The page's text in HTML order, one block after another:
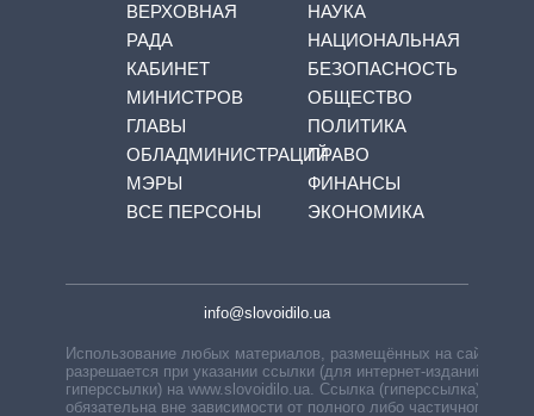
ВЕРХОВНАЯ
РАДА
КАБИНЕТ
МИНИСТРОВ
ГЛАВЫ
ОБЛАДМИНИСТРАЦИЙ
МЭРЫ
ВСЕ ПЕРСОНЫ
НАУКА
НАЦИОНАЛЬНАЯ
БЕЗОПАСНОСТЬ
ОБЩЕСТВО
ПОЛИТИКА
ПРАВО
ФИНАНСЫ
ЭКОНОМИКА
info@slovoidilo.ua
Использование любых материалов, размещённых на сайте,
разрешается при указании ссылки (для интернет-изданий —
гиперссылки) на www.slovoidilo.ua. Ссылка (гиперссылка)
обязательна вне зависимости от полного либо частичного